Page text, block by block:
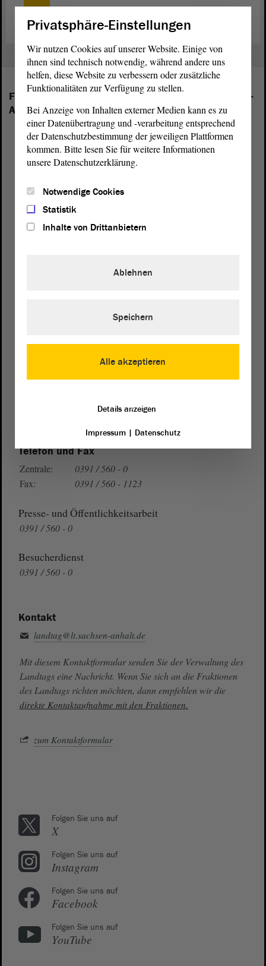
Folgende Fraktionen sind im Landtag von Sachsen-
Anhalt vertreten:
Telefon und Fax
Zentrale:
0391 / 560 - 0
Fax:
0391 / 560 - 1123
Presse- und Öffentlichkeitsarbeit
0391 / 560 - 0
Besucherdienst
0391 / 560 - 0
Kontakt
landtag@lt.sachsen-anhalt.de
Mit diesem Kontaktformular senden Sie der Verwaltung des
Landtags eine Nachricht. Wenn Sie sich an die Fraktionen
des Landtags richten möchten, dann empfehlen wir die
direkte Kontaktaufnahme mit den Fraktionen.
zum Kontaktformular
Folgen Sie uns auf
X
Folgen Sie uns auf
Instagram
Folgen Sie uns auf
Facebook
Folgen Sie uns auf
YouTube
Privatsphäre-Einstellungen
Wir nutzen Cookies auf unserer Website. Einige von
ihnen sind technisch notwendig, während andere uns
helfen, diese Website zu verbessern oder zusätzliche
Funktionalitäten zur Verfügung zu stellen.
Bei Anzeige von Inhalten externer Medien kann es zu
einer Datenübertragung und -verarbeitung entsprechend
der Datenschutzbestimmung der jeweiligen Plattformen
kommen. Bitte lesen Sie für weitere Informationen
unsere Datenschutzerklärung.
Notwendige Cookies
Statistik
Inhalte von Drittanbietern
Alle akzeptieren
Ablehnen
Speichern
Details anzeigen
Impressum| Datenschutz